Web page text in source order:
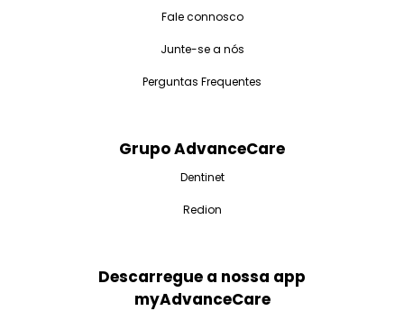
Fale connosco
Junte-se a nós
Perguntas Frequentes
Grupo AdvanceCare
Dentinet
Redion
Descarregue a nossa app
myAdvanceCare